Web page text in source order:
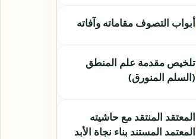
أبواب التصوف مقاماته وآفاته
تلخيص مقدمة علم المنطق
(السلم المنورق)
المعتقد المنتقد مع حاشيته
المعتمد المستند بناء نجاة الأبد